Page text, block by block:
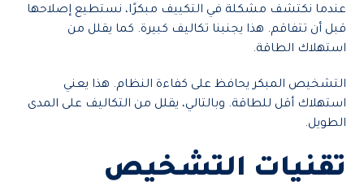
عندما نكتشف مشكلة في التكييف مبكرًا، نستطيع إصلاحها
قبل أن تتفاقم. هذا يجنبنا تكاليف كبيرة. كما يقلل من
استهلاك الطاقة.
التشخيص المبكر يحافظ على كفاءة النظام. هذا يعني
استهلاك أقل للطاقة. وبالتالي، يقلل من التكاليف على المدى
الطويل.
تقنيات التشخيص